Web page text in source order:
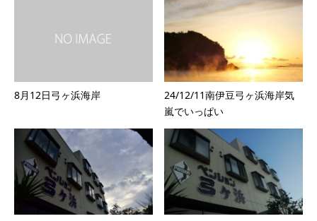
8月12日弓ヶ浜海岸
24/12/11南伊豆弓ヶ浜海岸気
嵐でいっぱい